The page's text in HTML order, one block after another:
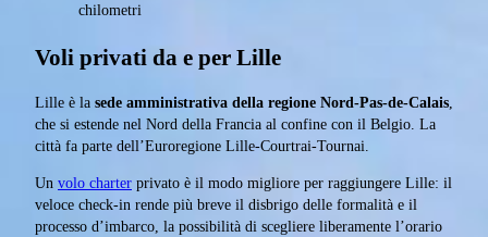
chilometri
Voli privati da e per Lille
Lille è la sede amministrativa della regione Nord-Pas-de-Calais,
che si estende nel Nord della Francia al confine con il Belgio. La
città fa parte dell’Euroregione Lille-Courtrai-Tournai.
Un volo charter privato è il modo migliore per raggiungere Lille: il
veloce check-in rende più breve il disbrigo delle formalità e il
processo d’imbarco, la possibilità di scegliere liberamente l’orario